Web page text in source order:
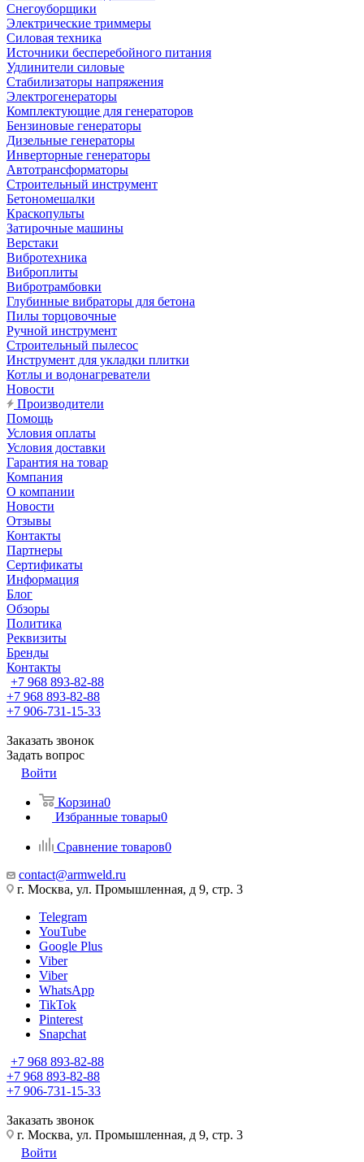
Снегоуборщики
Электрические триммеры
Силовая техника
Источники бесперебойного питания
Удлинители силовые
Стабилизаторы напряжения
Электрогенераторы
Комплектующие для генераторов
Бензиновые генераторы
Дизельные генераторы
Инверторные генераторы
Автотрансформаторы
Строительный инструмент
Бетономешалки
Краскопульты
Затирочные машины
Верстаки
Вибротехника
Виброплиты
Вибротрамбовки
Глубинные вибраторы для бетона
Пилы торцовочные
Ручной инструмент
Строительный пылесос
Инструмент для укладки плитки
Котлы и водонагреватели
Новости
Производители
Помощь
Условия оплаты
Условия доставки
Гарантия на товар
Компания
О компании
Новости
Отзывы
Контакты
Партнеры
Сертификаты
Информация
Блог
Обзоры
Политика
Реквизиты
Бренды
Контакты
+7 968 893-82-88
+7 968 893-82-88
+7 906-731-15-33
Заказать звонок
Задать вопрос
Войти
Корзина0
Избранные товары0
Сравнение товаров0
contact@armweld.ru
г. Москва, ул. Промышленная, д 9, стр. 3
Telegram
YouTube
Google Plus
Viber
Viber
WhatsApp
TikTok
Pinterest
Snapchat
+7 968 893-82-88
+7 968 893-82-88
+7 906-731-15-33
Заказать звонок
г. Москва, ул. Промышленная, д 9, стр. 3
Войти